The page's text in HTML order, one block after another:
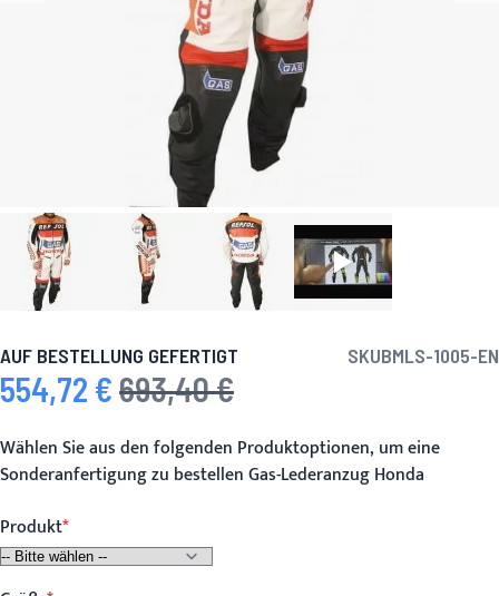
AUF BESTELLUNG GEFERTIGT SKUBMLS-1005-EN
Sonderpreis
554,72 € Regulärer Preis
693,40 €
Wählen Sie aus den folgenden Produktoptionen, um eine
Sonderanfertigung zu bestellen Gas-Lederanzug Honda
Produkt